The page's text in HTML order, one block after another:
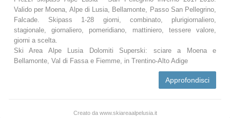
Valido per Moena, Alpe di Lusia, Bellamonte, Passo San Pellegrino,
Falcade. Skipass 1-28 giorni, combinato, plurigiornaliero,
stagionale, giornaliero, pomeridiano, mattiniero, tessere valore,
giorni a scelta.
Ski Area Alpe Lusia Dolomiti Superski: sciare a Moena e
Bellamonte, Val di Fassa e Fiemme, in Trentino-Alto Adige
Approfondisci
Creato da www.skiareaalpelusia.it